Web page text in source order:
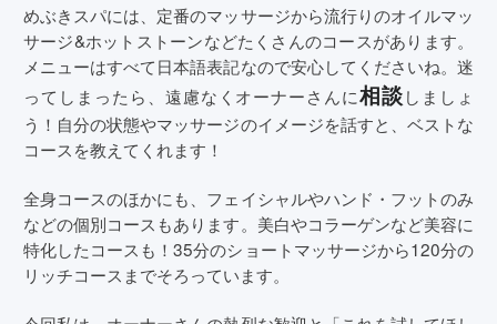
めぶきスパには、定番のマッサージから流行りのオイルマッ
サージ&ホットストーンなどたくさんのコースがあります。
メニューはすべて日本語表記なので安心してくださいね。迷
ってしまったら、遠慮なくオーナーさんに相談しましょ
う！自分の状態やマッサージのイメージを話すと、ベストな
コースを教えてくれます！
全身コースのほかにも、フェイシャルやハンド・フットのみ
などの個別コースもあります。美白やコラーゲンなど美容に
特化したコースも！35分のショートマッサージから120分の
リッチコースまでそろっています。